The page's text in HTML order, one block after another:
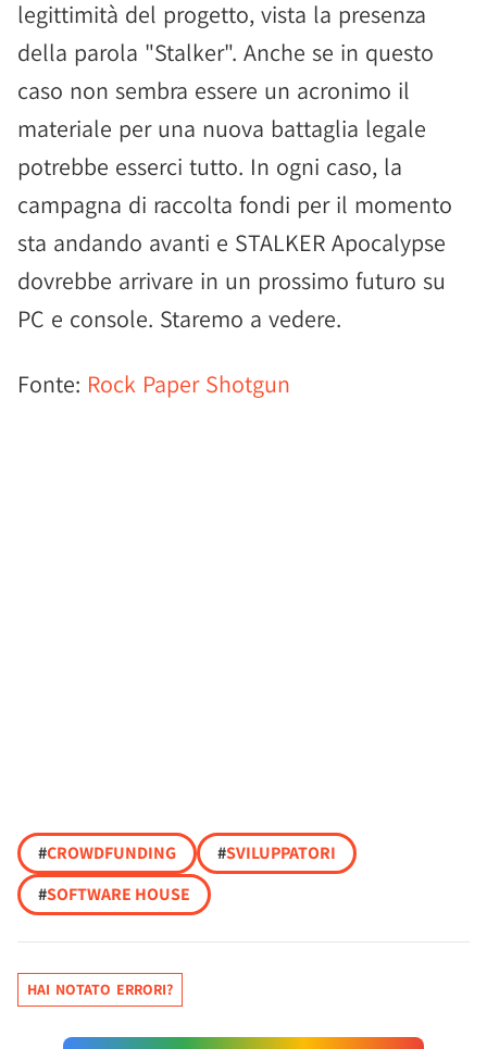
legittimità del progetto, vista la presenza
della parola "Stalker". Anche se in questo
caso non sembra essere un acronimo il
materiale per una nuova battaglia legale
potrebbe esserci tutto. In ogni caso, la
campagna di raccolta fondi per il momento
sta andando avanti e STALKER Apocalypse
dovrebbe arrivare in un prossimo futuro su
PC e console. Staremo a vedere.
Fonte: Rock Paper Shotgun
#CROWDFUNDING #SVILUPPATORI
#SOFTWARE HOUSE
HAI NOTATO ERRORI?